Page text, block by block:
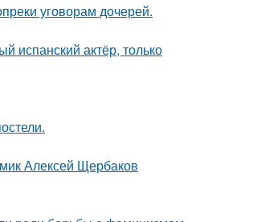
уговорам дочерей.
испанский актёр, только
Алексей Щербаков